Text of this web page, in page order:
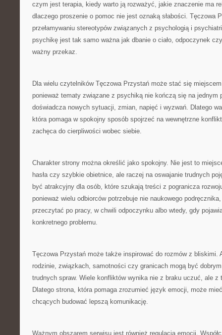
czym jest terapia, kiedy warto ją rozważyć, jakie znaczenie ma
dlaczego proszenie o pomoc nie jest oznaką słabości. Tęczowa
przełamywaniu stereotypów związanych z psychologią i
psychikę jest tak samo ważna jak dbanie o ciało, odpoczynek
ważny przekaz.
Dla wielu czytelników Tęczowa Przystań może stać się
ponieważ tematy związane z psychiką nie kończą się na jednym
doświadcza nowych sytuacji, zmian, napięć i wyzwań. Dlatego
która pomaga w spokojny sposób spojrzeć na wewnętrzne
zachęca do cierpliwości wobec siebie.
Charakter strony można określić jako spokojny. Nie jest to
hasła czy szybkie obietnice, ale raczej na oswajanie trudnych
być atrakcyjny dla osób, które szukają treści z pogranicza
ponieważ wielu odbiorców potrzebuje nie naukowego
przeczytać po pracy, w chwili odpoczynku albo wtedy, gdy
konkretnego problemu.
Tęczowa Przystań może także inspirować do rozmów z bliskimi.
rodzinie, związkach, samotności czy granicach mogą być
trudnych spraw. Wiele konfliktów wynika nie z braku uczuć, ale z
Dlatego strona, która pomaga zrozumieć język emocji, może
chcących budować lepszą komunikację.
Ważnym obszarem serwisu jest również regulacja emocji.